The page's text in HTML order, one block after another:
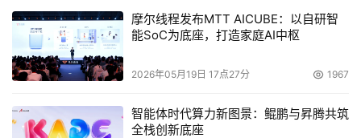
台等建设方案与实际案例，携手深圳燃气一起打造智慧燃
气，向智慧能源迈进。
本次智慧协同办公平台一期项目的成功上线及二期项目合作
意向书的签订，标志着双方的战略合作进入新阶段。下一
步，深圳燃气将与腾讯继续深化战略合作，充分挖掘客户资
摩尔线程发布MTT AICUBE：以自研智
能SoC为底座，打造家庭AI中枢
2026年05月19日 17点27分 1967
智能体时代算力新图景：鲲鹏与昇腾共筑
全栈创新底座